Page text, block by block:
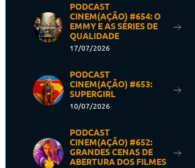
PODCAST
CINEM(AÇÃO) #654: O
EMMY E AS SÉRIES DE
QUALIDADE
17/07/2026
PODCAST
CINEM(AÇÃO) #653:
SUPERGIRL
10/07/2026
PODCAST
CINEM(AÇÃO) #652:
GRANDES CENAS DE
ABERTURA DOS FILMES